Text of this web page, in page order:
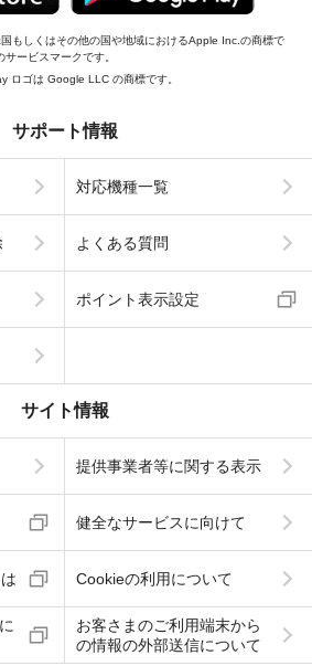
もしくはその他の国や地域におけるApple Inc.の商標で
ービスマークです。
ロゴは Google LLC の商標です。
サポート情報
対応機種一覧
よくある質問
ポイント表示設定
サイト情報
提供事業者等に関する表示
健全なサービスに向けて
Cookieの利用について
お客さまのご利用端末から
の情報の外部送信について